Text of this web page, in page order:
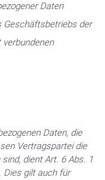
Daten
Geschäftsbetriebs der
Daten, die
Vertragspartei die
dient Art. 6 Abs. 1
Dies gilt auch für